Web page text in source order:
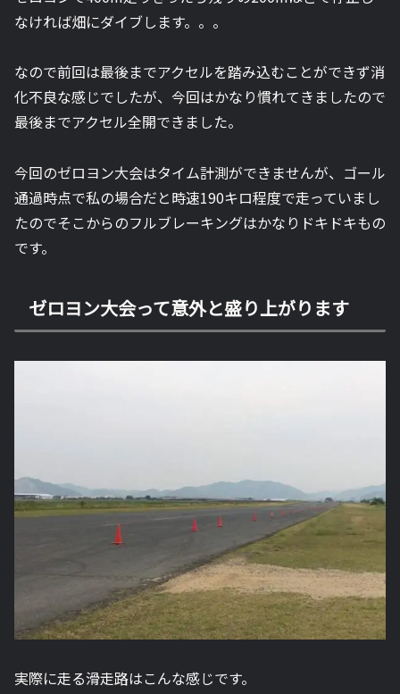
なければ畑にダイブします。。。
なので前回は最後までアクセルを踏み込むことができず消
化不良な感じでしたが、今回はかなり慣れてきましたので
最後までアクセル全開できました。
今回のゼロヨン大会はタイム計測ができませんが、ゴール
通過時点で私の場合だと時速190キロ程度で走っていまし
たのでそこからのフルブレーキングはかなりドキドキもの
です。
ゼロヨン大会って意外と盛り上がります
実際に走る滑走路はこんな感じです。